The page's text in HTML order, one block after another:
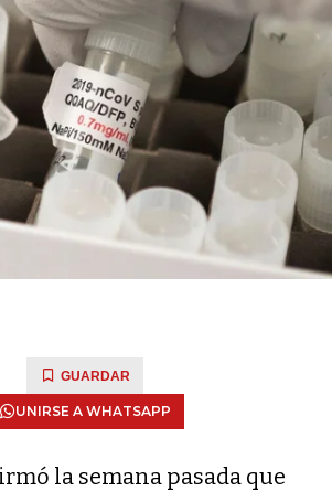
GUARDAR
UNIRSE A WHATSAPP
la semana pasada que